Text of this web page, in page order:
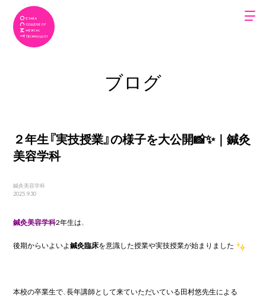
ブログ
２年生『実技授業』の様子を大公開📸✨｜鍼灸
美容学科
鍼灸美容学科
2025.9.30
鍼灸美容学科2年生は、
後期からいよいよ鍼灸臨床を意識した授業や実技授業が始まりました
本校の卒業生で、長年講師として来ていただいている田村悠先生による